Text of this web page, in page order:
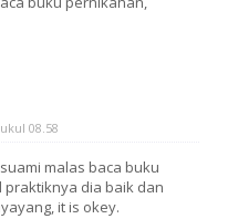
08.58
malas baca buku
dia baik dan
it is okey.